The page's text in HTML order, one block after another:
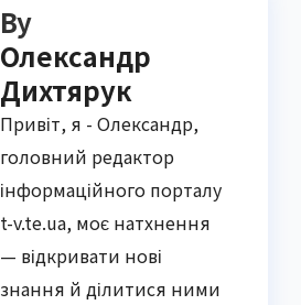
By
Олександр
Дихтярук
Привіт, я - Олександр,
головний редактор
інформаційного порталу
t-v.te.ua, моє натхнення
— відкривати нові
знання й ділитися ними